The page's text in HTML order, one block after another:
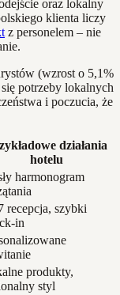
oraz lokalny
klienta liczy
z personelem – nie
(wzrost o 5,1%
potrzeby lokalnych
i poczucia, że
działania
hotelu
harmonogram
recepcja, szybki
in
produkty,
styl